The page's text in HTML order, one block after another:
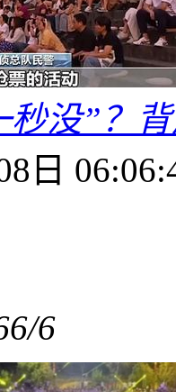
秒没”？
日
6/6